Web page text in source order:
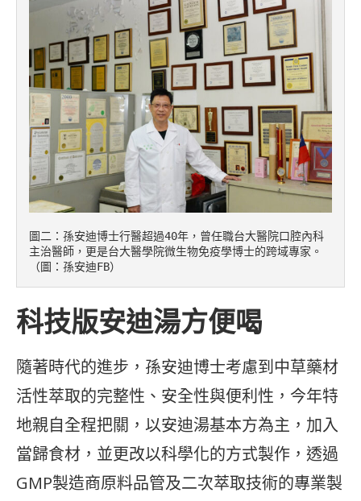
圖二：孫安迪博士行醫超過40年，曾任職台大醫院口腔內科
主治醫師，更是台大醫學院微生物免疫學博士的跨域專家。
（圖：孫安迪FB）
科技版安迪湯方便喝
隨著時代的進步，孫安迪博士考慮到中草藥材
活性萃取的完整性、安全性與便利性，今年特
地親自全程把關，以安迪湯基本方為主，加入
當歸食材，並更改以科學化的方式製作，透過
GMP製造商原料品管及二次萃取技術的專業製